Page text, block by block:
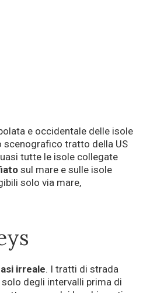
e occidentale delle isole
scenografico tratto della US
tutte le isole collegate
sul mare e sulle isole
solo via mare,
irreale. I tratti di strada
degli intervalli prima di